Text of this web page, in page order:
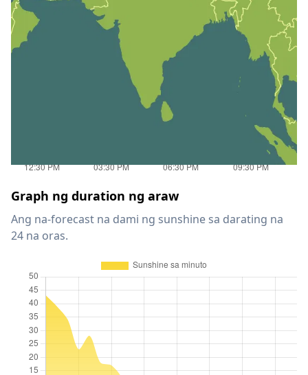
Graph ng duration ng araw
Ang na-forecast na dami ng sunshine sa darating na
24 na oras.